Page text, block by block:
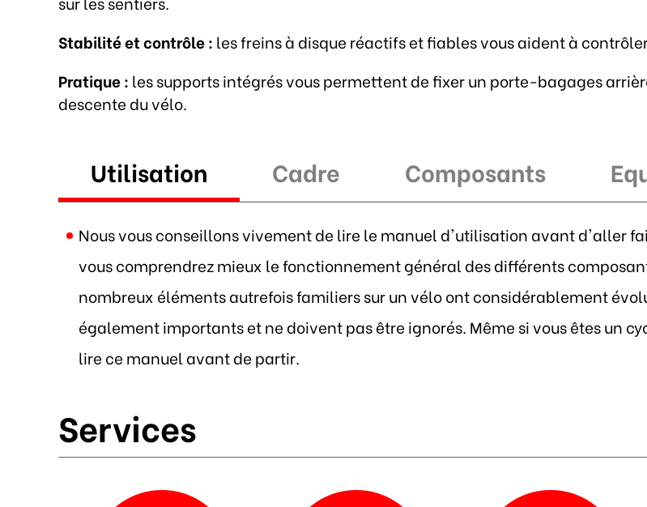
Stabilité et contrôle : les freins à disque réactifs et fiables vous aident à
Pratique : les supports intégrés vous permettent de fixer un porte-bagages
descente du vélo.
Utilisation Cadre Composants
Nous vous conseillons vivement de lire le manuel d'utilisation avant d'aller
vous comprendrez mieux le fonctionnement général des différents
nombreux éléments autrefois familiers sur un vélo ont considérablement
également importants et ne doivent pas être ignorés. Même si vous êtes un
lire ce manuel avant de partir.
Services